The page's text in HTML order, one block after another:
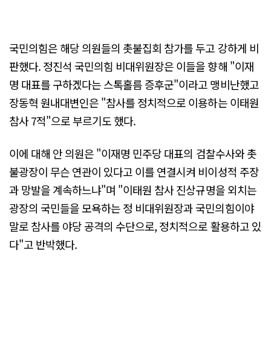
국민의힘은 해당 의원들의 촛불집회 참가를 두고 강하게 비
판했다. 정진석 국민의힘 비대위원장은 이들을 향해 "이재
명 대표를 구하겠다는 스톡홀름 증후군"이라고 맹비난했고
장동혁 원내대변인은 "참사를 정치적으로 이용하는 이태원
참사 7적"으로 부르기도 했다.
이에 대해 안 의원은 "이재명 민주당 대표의 검찰수사와 촛
불광장이 무슨 연관이 있다고 이를 연결시켜 비이성적 주장
과 망발을 계속하느냐"며 "이태원 참사 진상규명을 외치는
광장의 국민들을 모욕하는 정 비대위원장과 국민의힘이야
말로 참사를 야당 공격의 수단으로, 정치적으로 활용하고 있
다"고 반박했다.